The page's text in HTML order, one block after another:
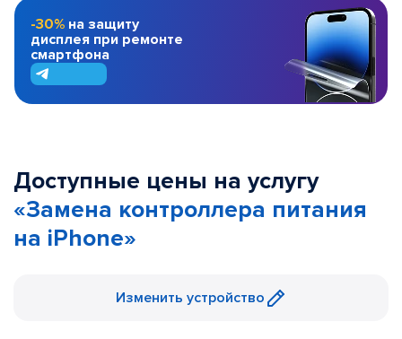
-30% на защиту
дисплея при ремонте
смартфона
Доступные цены на услугу
«Замена контроллера питания
на iPhone»
Изменить устройство